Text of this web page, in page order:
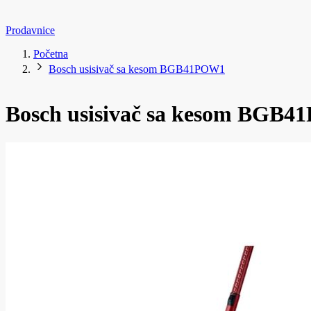
Prodavnice
Početna
Bosch usisivač sa kesom BGB41POW1
Bosch usisivač sa kesom